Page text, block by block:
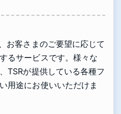
お客さまのご要望に応じて
るサービスです。様々な
TSRが提供している各種フ
用途にお使いいただけま